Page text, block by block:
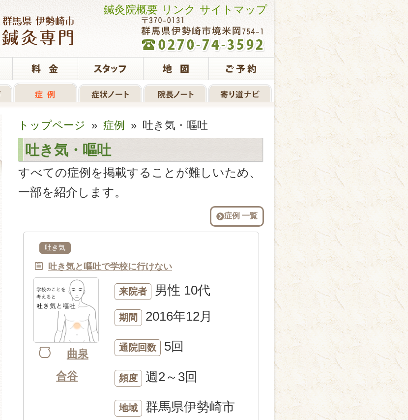
鍼灸院概要 リンク サイトマップ
トップページ » 症例 » 吐き気・嘔吐
吐き気・嘔吐
すべての症例を掲載することが難しいため、
一部を紹介します。
症例 一覧
吐き気
吐き気と嘔吐で学校に行けない
曲泉
合谷
来院者 男性 10代
期間 2016年12月
通院回数 5回
頻度 週2～3回
地域 群馬県伊勢崎市